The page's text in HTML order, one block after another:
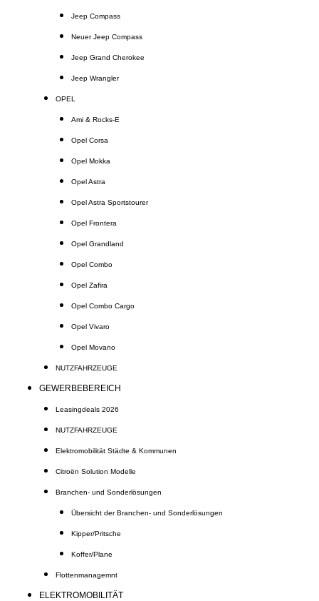
Jeep Compass
Neuer Jeep Compass
Jeep Grand Cherokee
Jeep Wrangler
OPEL
Ami & Rocks-E
Opel Corsa
Opel Mokka
Opel Astra
Opel Astra Sportstourer
Opel Frontera
Opel Grandland
Opel Combo
Opel Zafira
Opel Combo Cargo
Opel Vivaro
Opel Movano
NUTZFAHRZEUGE
GEWERBEBEREICH
Leasingdeals 2026
NUTZFAHRZEUGE
Elektromobilität Städte & Kommunen
Citroën Solution Modelle
Branchen- und Sonderlösungen
Übersicht der Branchen- und Sonderlösungen
Kipper/Pritsche
Koffer/Plane
Flottenmanagemnt
ELEKTROMOBILITÄT